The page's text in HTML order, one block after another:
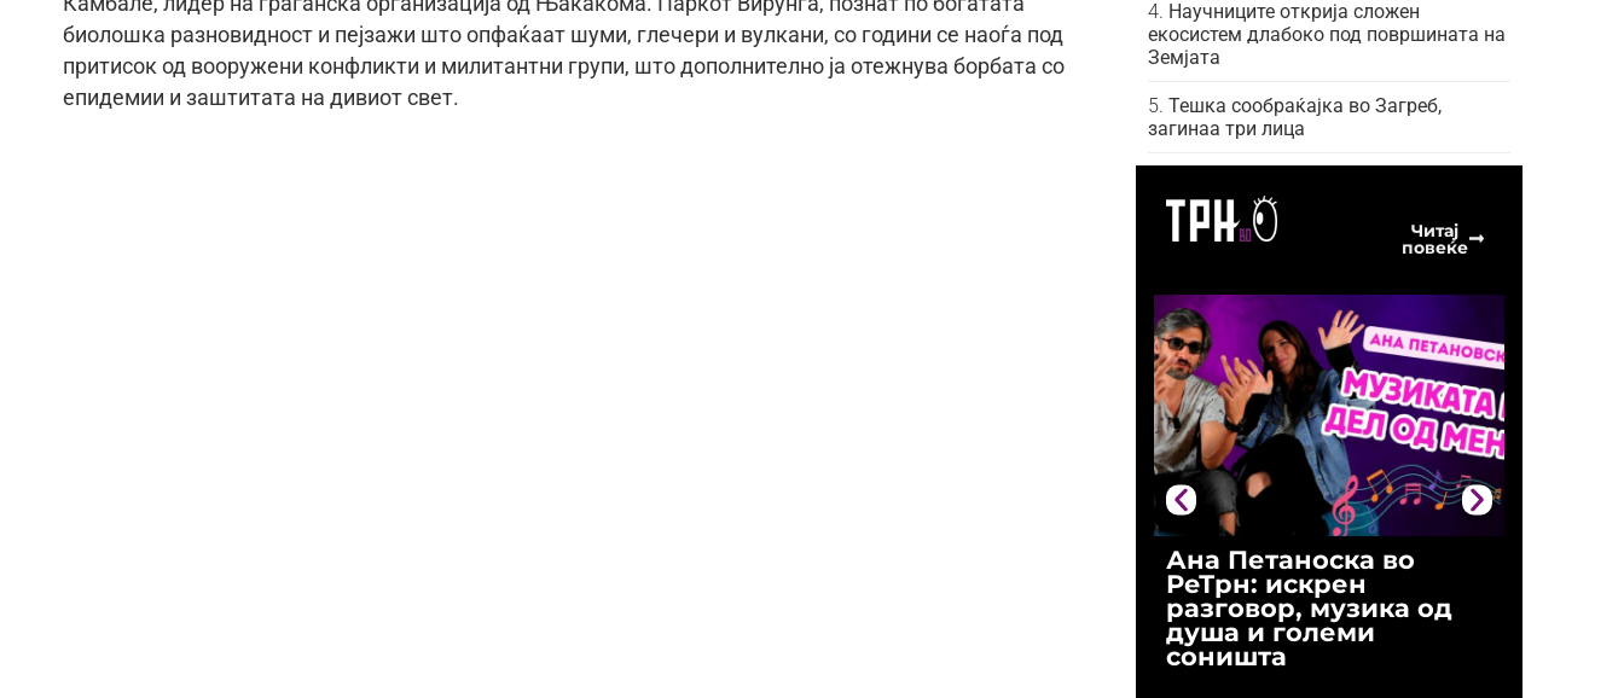
биолошка разновидност и пејзажи што опфаќаат шуми, глечери и вулкани, со години се наоѓа под
притисок од вооружени конфликти и милитантни групи, што дополнително ја отежнува борбата со
епидемии и заштитата на дивиот свет.
Научниците открија сложен
екосистем длабоко под површината на
Земјата
Тешка сообраќајка во Загреб,
загинаа три лица
Читај
повеќе
Ана Петаноска во
РеТрн: искрен
разговор, музика од
душа и големи
соништа